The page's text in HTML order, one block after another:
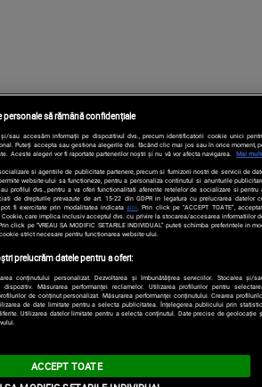
personale să rămână confidențiale
sau accesăm informații pe dispozitivul dvs., precum identificatorii cookie unici
Puteți accepta sau gestiona alegerile dvs. făcând clic mai jos sau în orice moment,
Aceste alegeri vor fi raportate partenerilor noștri și nu vă vor afecta navigarea.
Mai
si agentiile de publicitate partenere, precum si furnizorii nostri de servicii de
website-ului sa functioneze, pentru a personaliza continutul si anunturile
profilul dvs., pentru a va oferi functionalitati aferente retelelor de socializare si pentru
de drepturile prevazute de art. 15-22 din GDPR in legatura cu prelucrarea datelor
fi exercitate prin modalitatea indicataaici . Prin click pe “ACCEPT TOATE”,
care implica inclusiv acceptul dvs. cu privire la stocarea/accesarea informatiilor
click pe “VREAU SA MODIFIC SETARILE INDIVIDUAL” puteti schimba preferintele in
strict necesare pentru functionarea website-ului.
prelucrăm datele pentru a oferi:
conținutului personalizat. Dezvoltarea și îmbunătățirea serviciilor. Stocarea și/
Măsurarea performanței reclamelor. Utilizarea profilurilor pentru
de conținut personalizat. Măsurarea performanței conținutului. Crearea
de date limitate pentru a selecta publicitatea. Înțelegerea publicului prin
Utilizarea datelor limitate pentru a selecta conținutul. Date precise de geolocație
ACCEPT TOATE